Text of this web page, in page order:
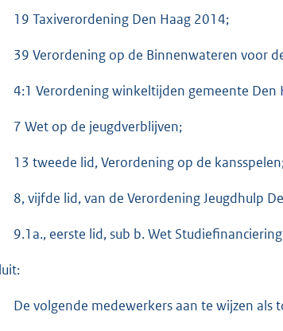
19 Taxiverordening Den Haag 2014;
39 Verordening op de Binnenwateren voor
4:1 Verordening winkeltijden gemeente Den
7 Wet op de jeugdverblijven;
13 tweede lid, Verordening op de
8, vijfde lid, van de Verordening Jeugdhulp
9.1a., eerste lid, sub b. Wet
De volgende medewerkers aan te wijzen als